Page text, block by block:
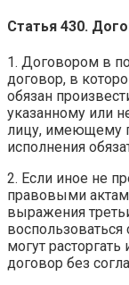
Статья 430.
1. Договором в
договор, в
обязан
указанному или
лицу, имеющему
исполнения
2. Если иное не
правовыми
выражения
могут
договор без